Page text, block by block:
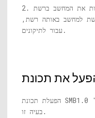
2. נסה לבדוק אם אתה יכול לגלות את המחשב ברשת
למחשב באותה רשת,
עבור לתיקונים.
הפעלת תכונת SMB1.0 'מופעלת' במחשב שלך תפתור
בעיה זו.